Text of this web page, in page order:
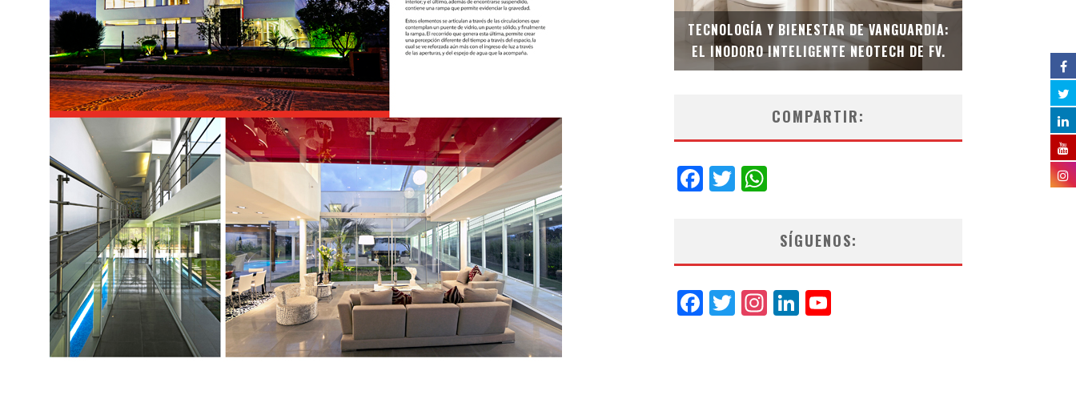
SAINT-GOBAIN IMPTEK – XI CONVENCIÓN
INTERNACIONAL
EL DESPERTAR DE LA CALIDEZ: ACABADOS
DORADOS DE FV PARA ELEVAR TU ESPACIO
TECNOLOGÍA Y BIENESTAR DE VANGUARDIA:
EL INODORO INTELIGENTE NEOTECH DE FV.
COMPARTIR:
Facebook
Twitter
SÍGUENOS:
Facebook
Twitter
Instagram
LinkedIn